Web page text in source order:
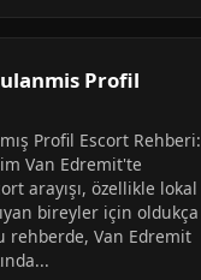
Profil
Profil Escort Rehberi:
Van Edremit'te
arayışı, özellikle lokal
bireyler için oldukça
rehberde, Van Edremit